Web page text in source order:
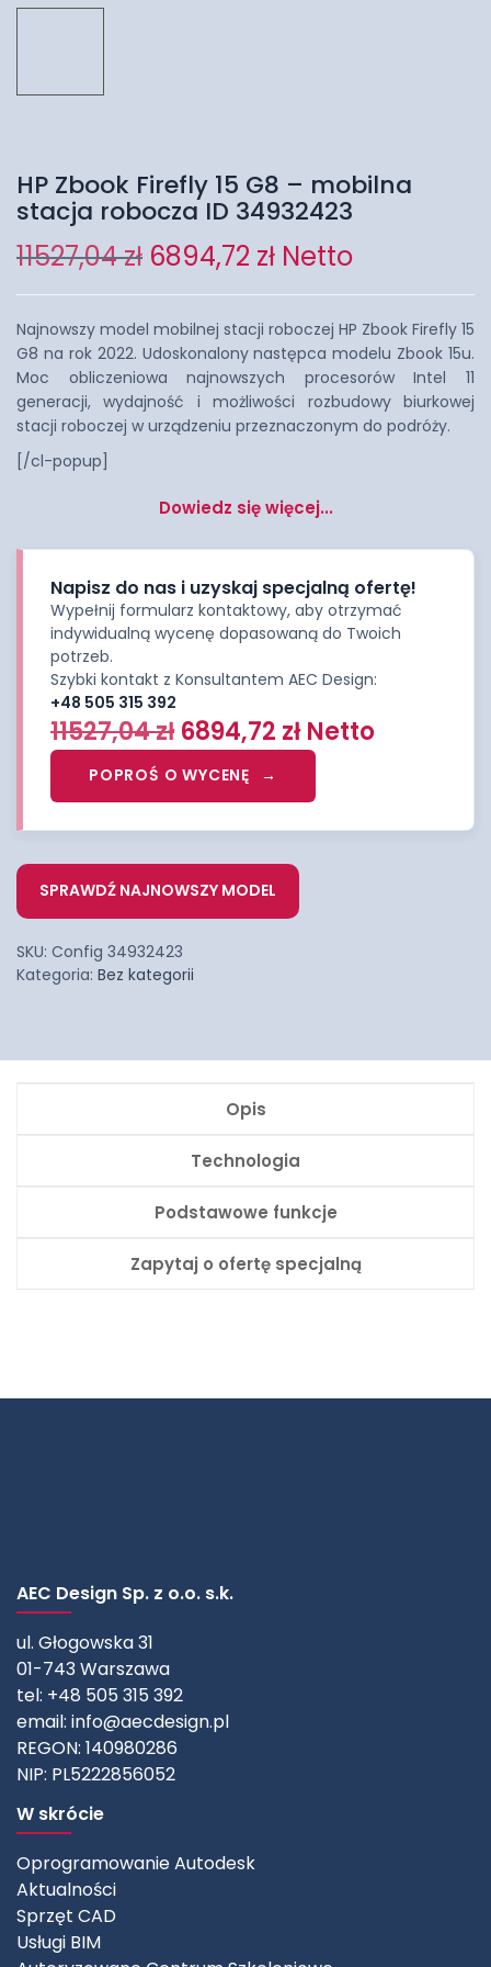
HP Zbook Firefly 15 G8 – mobilna
stacja robocza ID 34932423
11527,04zł 6894,72 zł Netto
Najnowszy model mobilnej stacji roboczej HP Zbook Firefly 15
G8 na rok 2022. Udoskonalony następca modelu Zbook 15u.
Moc obliczeniowa najnowszych procesorów Intel 11
generacji, wydajność i możliwości rozbudowy biurkowej
stacji roboczej w urządzeniu przeznaczonym do podróży.
[/cl-popup]
Dowiedz się więcej...
Napisz do nas i uzyskaj specjalną ofertę!
Wypełnij formularz kontaktowy, aby otrzymać
indywidualną wycenę dopasowaną do Twoich
potrzeb.
Szybki kontakt z Konsultantem AEC Design:
+48 505 315 392
11527,04zł 6894,72 zł Netto
POPROŚ O WYCENĘ
SPRAWDŹ NAJNOWSZY MODEL
SKU: Config 34932423
Kategoria: Bez kategorii
Opis
Technologia
Podstawowe funkcje
Zapytaj o ofertę specjalną
AEC Design Sp. z o.o. s.k.
ul. Głogowska 31
01-743 Warszawa
tel: +48 505 315 392
email: info@aecdesign.pl
REGON: 140980286
NIP: PL5222856052
W skrócie
Oprogramowanie Autodesk
Aktualności
Sprzęt CAD
Usługi BIM